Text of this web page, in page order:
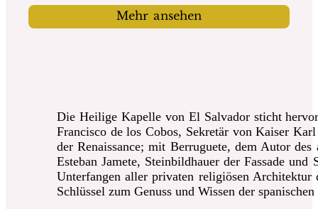
Mehr ansehen
Die Heilige Kapelle von El Salvador sticht
Francisco de los Cobos, Sekretär von Kaiser
der Renaissance; mit Berruguete, dem Autor
Esteban Jamete, Steinbildhauer der Fassade und
Unterfangen aller privaten religiösen Architektur
Schlüssel zum Genuss und Wissen der